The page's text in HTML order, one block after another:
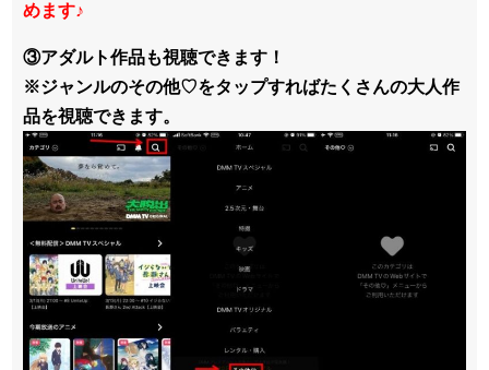
めます♪
③アダルト作品も視聴できます！
※ジャンルのその他♡をタップすればたくさんの大人作
品を視聴できます。